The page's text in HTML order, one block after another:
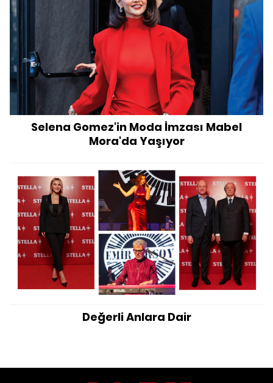
Selena Gomez'in Moda İmzası Mabel
Mora'da Yaşıyor
Değerli Anlara Dair